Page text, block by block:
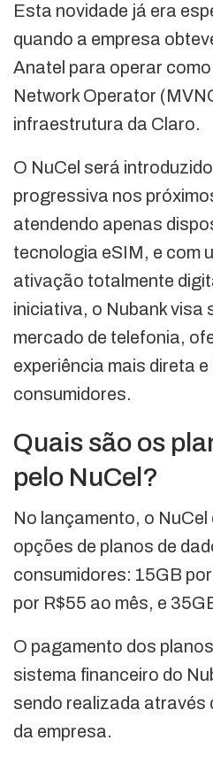
Esta novidade já era
quando a empresa
Anatel para operar como
Network Operator
infraestrutura da Claro.
O NuCel será
progressiva nos
atendendo apenas
tecnologia eSIM, e com
ativação totalmente
iniciativa, o Nubank visa
mercado de telefonia,
experiência mais direta
consumidores.
Quais são os
pelo NuCel?
No lançamento, o
opções de planos de
consumidores: 15GB
por R$55 ao mês, e
O pagamento dos
sistema financeiro do
sendo realizada através
da empresa.